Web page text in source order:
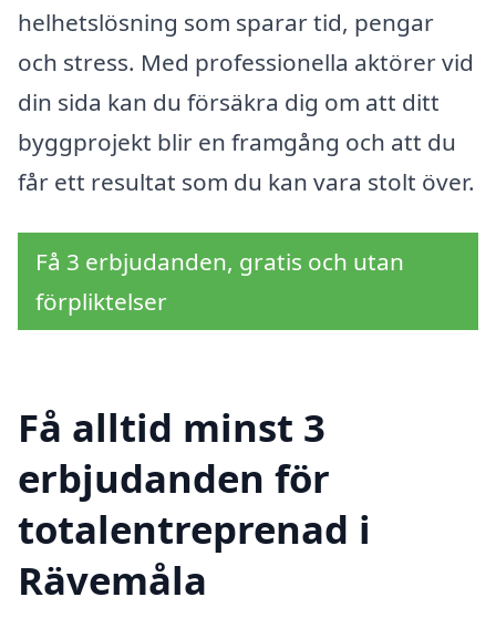
helhetslösning som sparar tid, pengar
och stress. Med professionella aktörer vid
din sida kan du försäkra dig om att ditt
byggprojekt blir en framgång och att du
får ett resultat som du kan vara stolt över.
Få 3 erbjudanden, gratis och utan
förpliktelser
Få alltid minst 3
erbjudanden för
totalentreprenad i
Rävemåla